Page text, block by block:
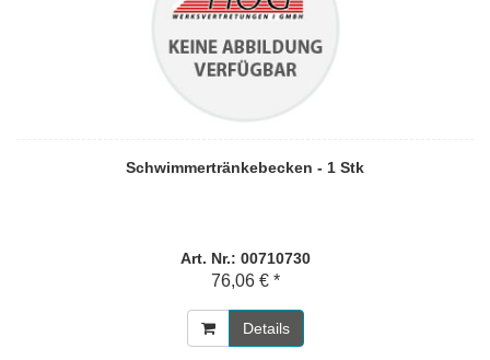
Schwimmertränkebecken - 1 Stk
Art. Nr.: 00710730
76,06 € *
Details